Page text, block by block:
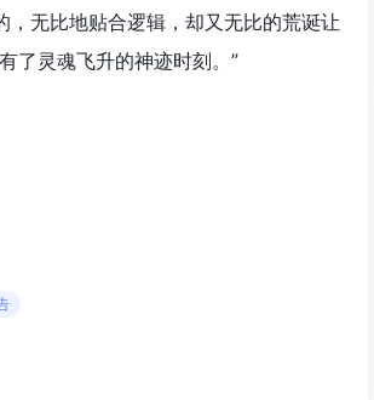
无比地贴合逻辑，却又无比的荒诞让
了灵魂飞升的神迹时刻。”